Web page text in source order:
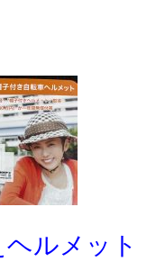
ヘルメット